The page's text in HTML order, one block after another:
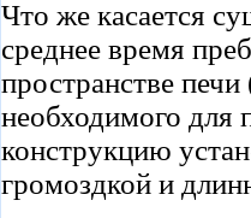
Что же касается
среднее время
пространстве
необходимого для
конструкцию
громоздкой и